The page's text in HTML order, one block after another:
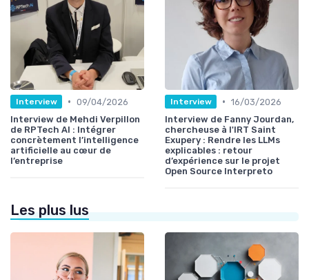
Interview • 09/04/2026
Interview de Mehdi Verpillon
de RPTech AI : Intégrer
concrètement l’intelligence
artificielle au cœur de
l’entreprise
Interview • 16/03/2026
Interview de Fanny Jourdan,
chercheuse à l'IRT Saint
Exupery : Rendre les LLMs
explicables : retour
d’expérience sur le projet
Open Source Interpreto
Les plus lus